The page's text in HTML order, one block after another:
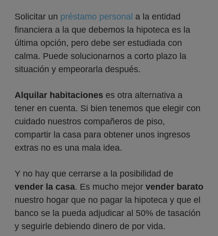
Solicitar un préstamo personal a la entidad
financiera a la que debemos la hipoteca es la
última opción, pero debe ser estudiada con
calma. Puede solucionarnos a corto plazo la
situación y empeorarla después.
Alquilar habitaciones es otra alternativa a
tener en cuenta. Si bien tenemos que elegir con
cuidado nuestros compañeros de piso,
compartir la casa para obtener unos ingresos
extras no es una mala idea.
Y no hay que cerrarse a la posibilidad de
vender la casa. Es mucho mejor vender barato
nuestro hogar que no pagar la hipoteca y que el
banco se la pueda adjudicar al 50% de tasación
y seguirle debiendo dinero de por vida.